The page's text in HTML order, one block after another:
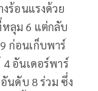
งร้อนแรงด้วย
หลุม 6 แต่กลับ
ก่อนเก็บพาร์
อันเดอร์พาร์
นดับ 8 ร่วม ซึ่ง